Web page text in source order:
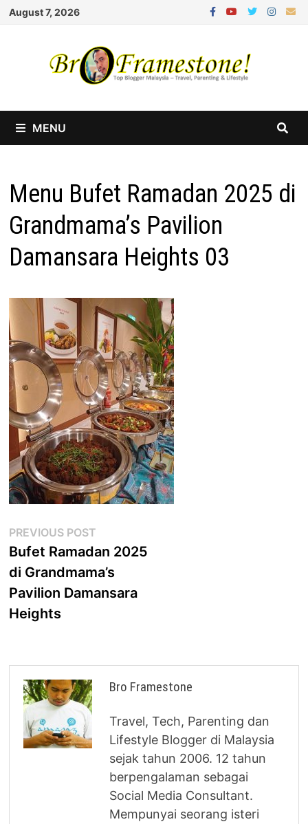
Skip
August 7, 2026
MENU
Menu Bufet Ramadan 2025 di
Grandmama’s Pavilion
Damansara Heights 03
Post
navigation
PREVIOUS POST
post:
Bufet Ramadan 2025
di Grandmama’s
Pavilion Damansara
Heights
Bro Framestone
Travel, Tech, Parenting dan
Lifestyle Blogger di Malaysia
sejak tahun 2006. 12 tahun
berpengalaman sebagai
Social Media Consultant.
Mempunyai seorang isteri